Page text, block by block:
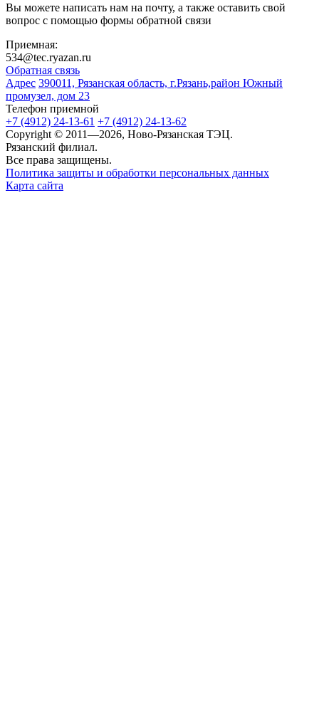
Вы можете написать нам на почту, а также оставить свой
вопрос с помощью формы обратной связи
Приемная:
534@tec.ryazan.ru
Обратная связь
Адрес 390011, Рязанская область, г.Рязань,район Южный
промузел, дом 23
Телефон приемной
+7 (4912) 24-13-61 +7 (4912) 24-13-62
Copyright © 2011—2026, Ново-Рязанская ТЭЦ.
Рязанский филиал.
Все права защищены.
Политика защиты и обработки персональных данных
Карта сайта